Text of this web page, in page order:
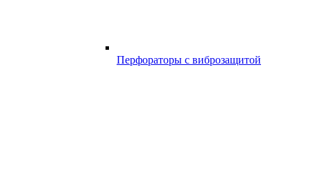
Перфораторы с виброзащитой